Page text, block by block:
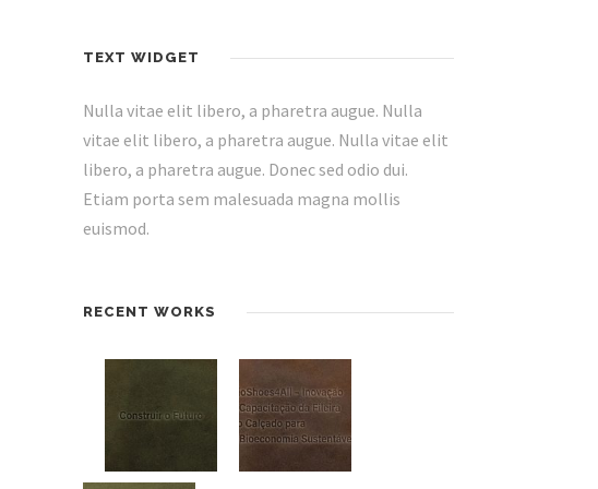
TEXT WIDGET
Nulla vitae elit libero, a pharetra augue. Nulla
vitae elit libero, a pharetra augue. Nulla vitae elit
libero, a pharetra augue. Donec sed odio dui.
Etiam porta sem malesuada magna mollis
euismod.
RECENT WORKS